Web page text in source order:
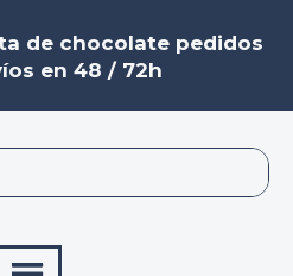
de chocolate pedidos
en 48 / 72h